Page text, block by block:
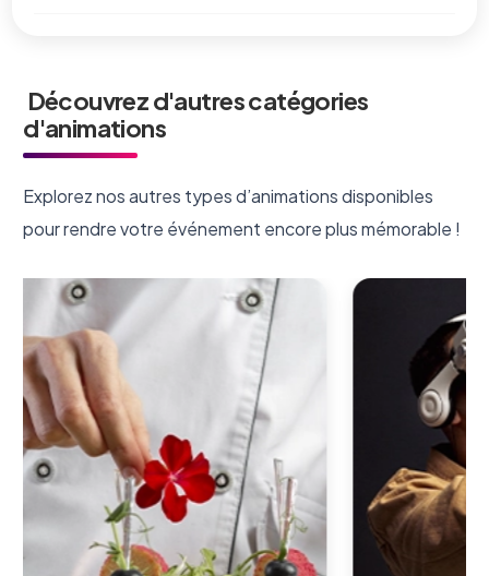
Découvrez d'autres catégories
d'animations
Explorez nos autres types d’animations disponibles
pour rendre votre événement encore plus mémorable !